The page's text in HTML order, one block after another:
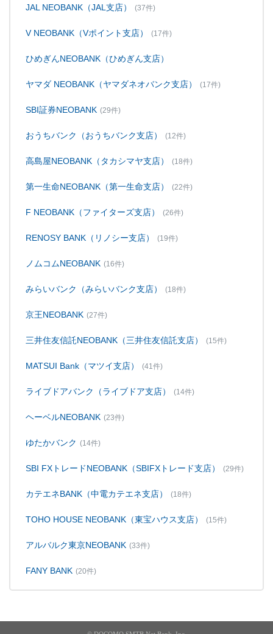
JAL NEOBANK（JAL支店） (37件)
V NEOBANK（Vポイント支店） (17件)
ひめぎんNEOBANK（ひめぎん支店）
ヤマダ NEOBANK（ヤマダネオバンク支店） (17件)
SBI証券NEOBANK (29件)
おうちバンク（おうちバンク支店） (12件)
高島屋NEOBANK（タカシマヤ支店） (18件)
第一生命NEOBANK（第一生命支店） (22件)
F NEOBANK（ファイターズ支店） (26件)
RENOSY BANK（リノシー支店） (19件)
ノムコムNEOBANK (16件)
みらいバンク（みらいバンク支店） (18件)
京王NEOBANK (27件)
三井住友信託NEOBANK（三井住友信託支店） (15件)
MATSUI Bank（マツイ支店） (41件)
ライブドアバンク（ライブドア支店） (14件)
ヘーベルNEOBANK (23件)
ゆたかバンク (14件)
SBI FXトレードNEOBANK（SBIFXトレード支店） (29件)
カテエネBANK（中電カテエネ支店） (18件)
TOHO HOUSE NEOBANK（東宝ハウス支店） (15件)
アルバルク東京NEOBANK (33件)
FANY BANK (20件)